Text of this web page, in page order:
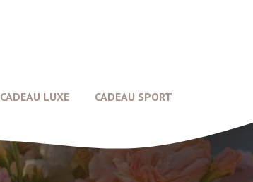
CADEAU LUXE CADEAU SPORT